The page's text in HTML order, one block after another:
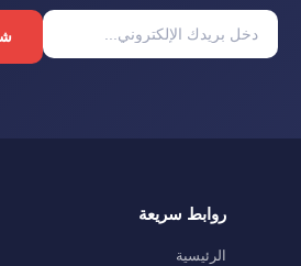
روابط سريعة
الرئيسية